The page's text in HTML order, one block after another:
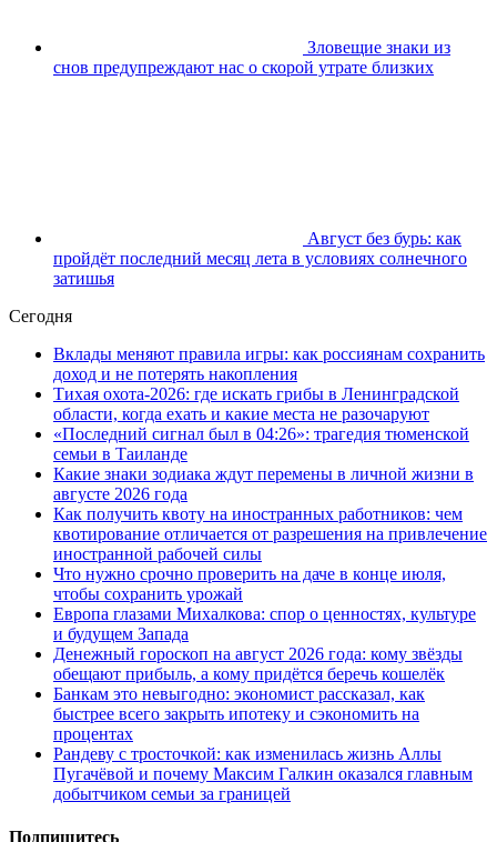
Зловещие знаки из
снов предупреждают нас о скорой утрате близких
Август без бурь: как
пройдёт последний месяц лета в условиях солнечного
затишья
Сегодня
Вклады меняют правила игры: как россиянам сохранить
доход и не потерять накопления
Тихая охота-2026: где искать грибы в Ленинградской
области, когда ехать и какие места не разочаруют
«Последний сигнал был в 04:26»: трагедия тюменской
семьи в Таиланде
Какие знаки зодиака ждут перемены в личной жизни в
августе 2026 года
Как получить квоту на иностранных работников: чем
квотирование отличается от разрешения на привлечение
иностранной рабочей силы
Что нужно срочно проверить на даче в конце июля,
чтобы сохранить урожай
Европа глазами Михалкова: спор о ценностях, культуре
и будущем Запада
Денежный гороскоп на август 2026 года: кому звёзды
обещают прибыль, а кому придётся беречь кошелёк
Банкам это невыгодно: экономист рассказал, как
быстрее всего закрыть ипотеку и сэкономить на
процентах
Рандеву с тросточкой: как изменилась жизнь Аллы
Пугачёвой и почему Максим Галкин оказался главным
добытчиком семьи за границей
Подпишитесь